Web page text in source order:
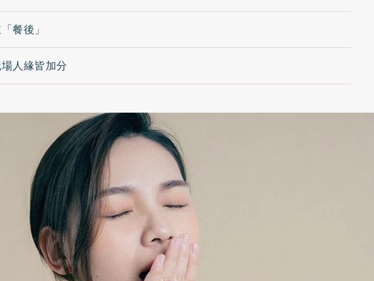
餐後」
人緣皆加分